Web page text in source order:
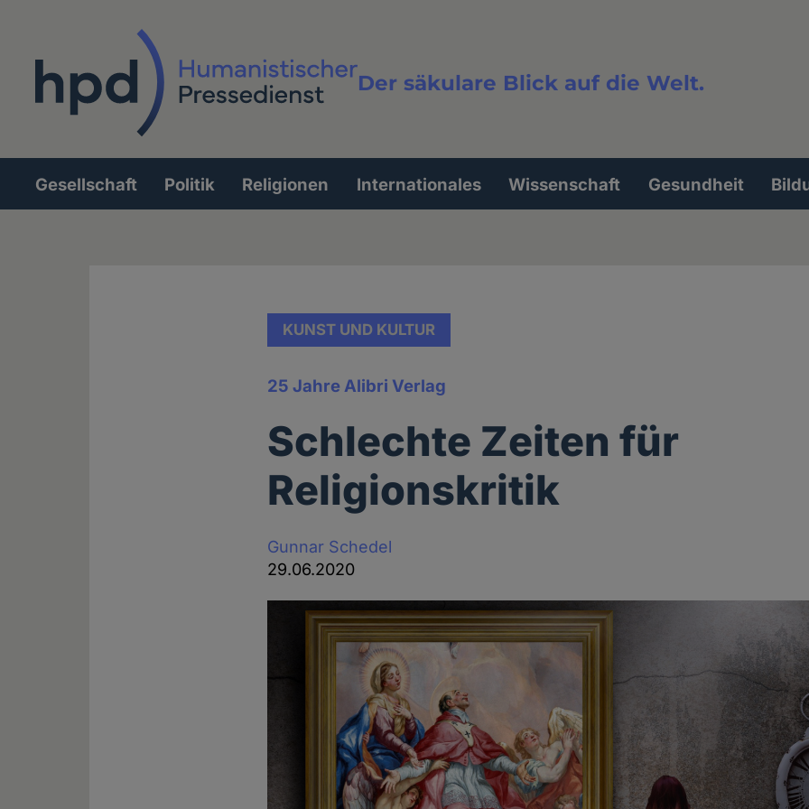
Der säkulare Blick auf die Welt.
Volltextsuche
Hauptnavigation
Gesellschaft Politik Religionen Internationales Wissenschaft Gesundheit
KUNST UND KULTUR
25 Jahre Alibri Verlag
Schlechte Zeiten für
Religionskritik
Gunnar Schedel
29.06.2020